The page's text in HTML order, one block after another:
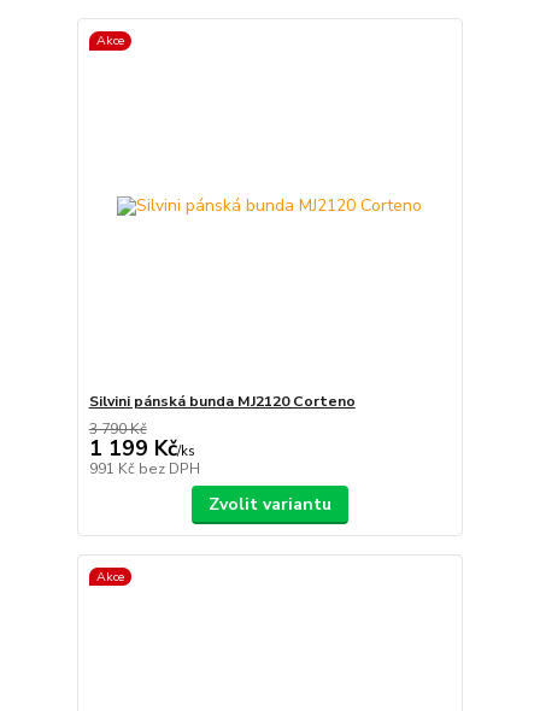
Akce
Silvini pánská bunda MJ2120 Corteno
3 790 Kč
1 199 Kč/ks
991 Kč bez DPH
Zvolit variantu
Akce